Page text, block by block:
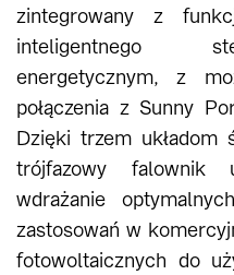
zintegrowany z
inteligentnego
energetycznym, z
połączenia z Sunny
Dzięki trzem układom
trójfazowy falownik
wdrażanie
zastosowań w
fotowoltaicznych do